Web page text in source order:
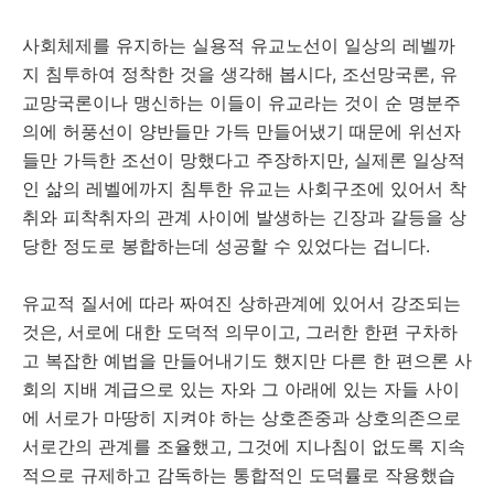
사회체제를 유지하는 실용적 유교노선이 일상의 레벨까
지 침투하여 정착한 것을 생각해 봅시다, 조선망국론, 유
교망국론이나 맹신하는 이들이 유교라는 것이 순 명분주
의에 허풍선이 양반들만 가득 만들어냈기 때문에 위선자
들만 가득한 조선이 망했다고 주장하지만, 실제론 일상적
인 삶의 레벨에까지 침투한 유교는 사회구조에 있어서 착
취와 피착취자의 관계 사이에 발생하는 긴장과 갈등을 상
당한 정도로 봉합하는데 성공할 수 있었다는 겁니다.
유교적 질서에 따라 짜여진 상하관계에 있어서 강조되는
것은, 서로에 대한 도덕적 의무이고, 그러한 한편 구차하
고 복잡한 예법을 만들어내기도 했지만 다른 한 편으론 사
회의 지배 계급으로 있는 자와 그 아래에 있는 자들 사이
에 서로가 마땅히 지켜야 하는 상호존중과 상호의존으로
서로간의 관계를 조율했고, 그것에 지나침이 없도록 지속
적으로 규제하고 감독하는 통합적인 도덕률로 작용했습